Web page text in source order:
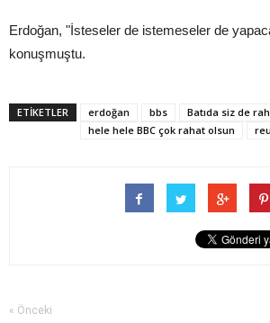
Erdoğan, "İsteseler de istemeseler de
konuşmuştu.
ETİKETLER erdoğan bbs
Batıda siz de
hele hele BBC çok rahat olsun
« Önceki